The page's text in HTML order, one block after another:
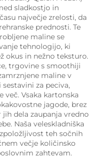
sladkostjo in
največje zrelosti, da
prednosti. Te
maline se
tehnologijo, ki
okus in nežno teksturo.
trgovine s smoothiji
maline v
za peciva,
več. Vsaka kartonska
jagode, brez
dela zaupanja vredno
Naša veleskladniška
teh sočnih
večje količinsko
zahtevam.